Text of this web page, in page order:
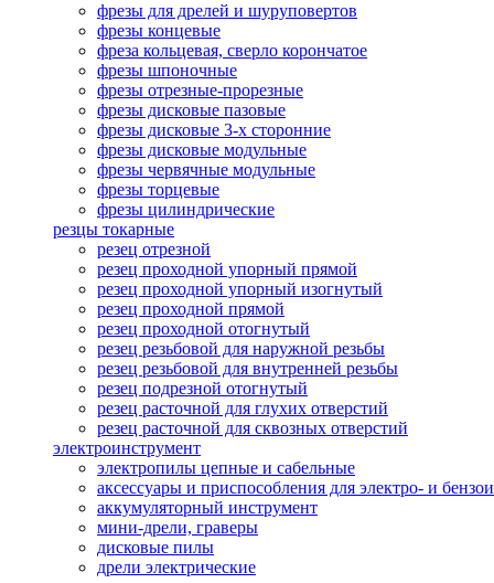
фрезы для дрелей и шуруповертов
фрезы концевые
фреза кольцевая, сверло корончатое
фрезы шпоночные
фрезы отрезные-прорезные
фрезы дисковые пазовые
фрезы дисковые 3-х сторонние
фрезы дисковые модульные
фрезы червячные модульные
фрезы торцевые
фрезы цилиндрические
резцы токарные
резец отрезной
резец проходной упорный прямой
резец проходной упорный изогнутый
резец проходной прямой
резец проходной отогнутый
резец резьбовой для наружной резьбы
резец резьбовой для внутренней резьбы
резец подрезной отогнутый
резец расточной для глухих отверстий
резец расточной для сквозных отверстий
электроинструмент
электропилы цепные и сабельные
аксессуары и приспособления для электро- и
аккумуляторный инструмент
мини-дрели, граверы
дисковые пилы
дрели электрические